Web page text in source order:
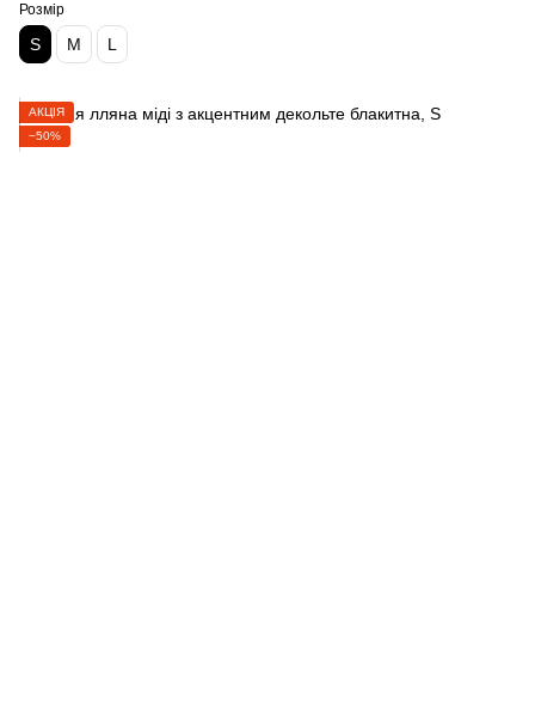
Розмір
S M L
АКЦІЯ
−50%